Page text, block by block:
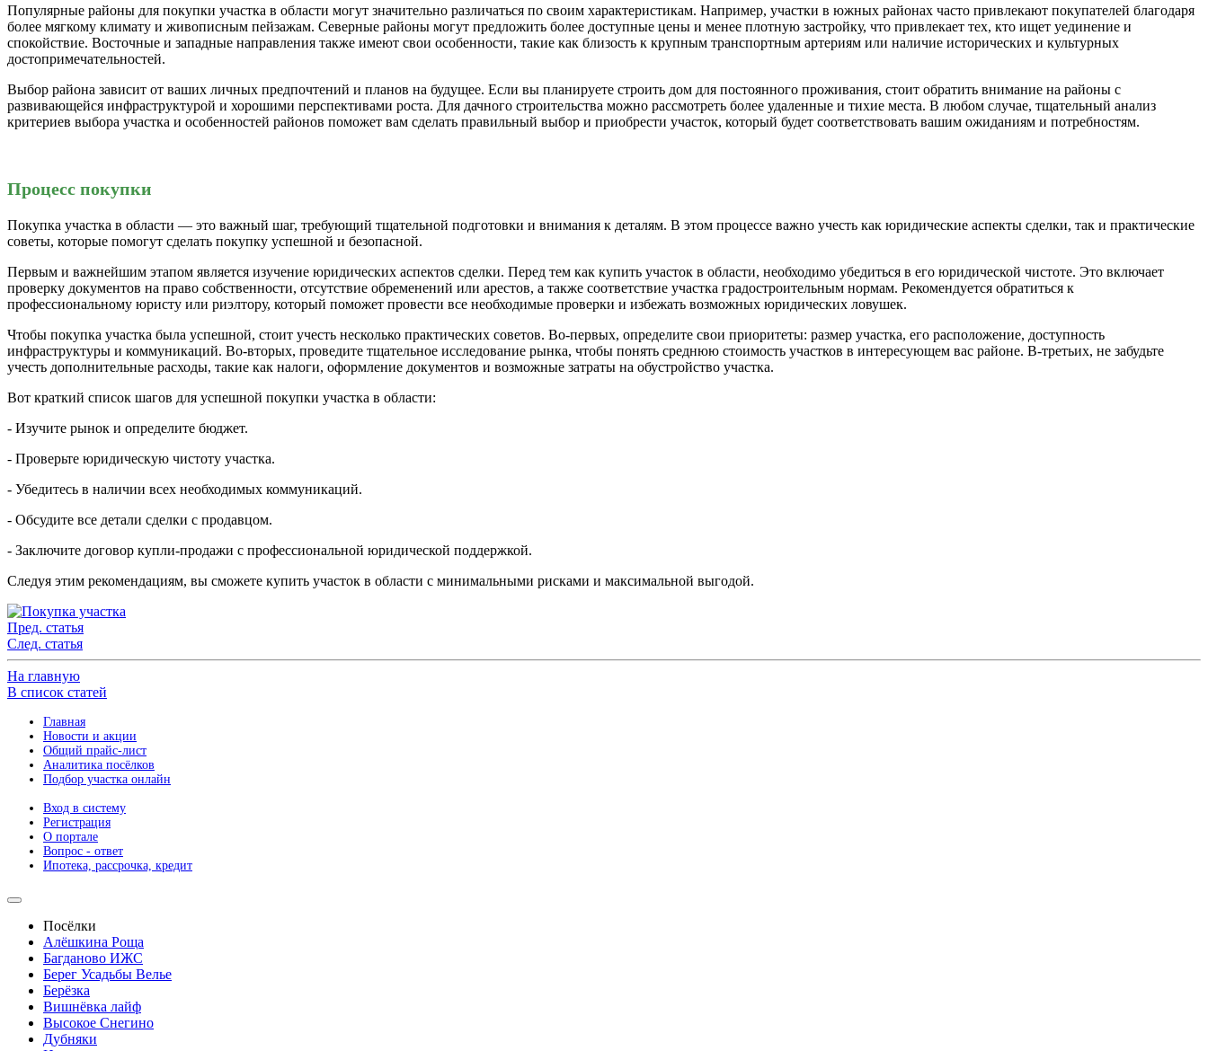
Популярные районы для покупки участка в области могут значительно различаться по своим характеристикам. Например, участки в южных районах часто привлекают покупателей благодаря
более мягкому климату и живописным пейзажам. Северные районы могут предложить более доступные цены и менее плотную застройку, что привлекает тех, кто ищет уединение и
спокойствие. Восточные и западные направления также имеют свои особенности, такие как близость к крупным транспортным артериям или наличие исторических и культурных
достопримечательностей.
Выбор района зависит от ваших личных предпочтений и планов на будущее. Если вы планируете строить дом для постоянного проживания, стоит обратить внимание на районы с
развивающейся инфраструктурой и хорошими перспективами роста. Для дачного строительства можно рассмотреть более удаленные и тихие места. В любом случае, тщательный анализ
критериев выбора участка и особенностей районов поможет вам сделать правильный выбор и приобрести участок, который будет соответствовать вашим ожиданиям и потребностям.
Процесс покупки
Покупка участка в области — это важный шаг, требующий тщательной подготовки и внимания к деталям. В этом процессе важно учесть как юридические аспекты сделки, так и практические
советы, которые помогут сделать покупку успешной и безопасной.
Первым и важнейшим этапом является изучение юридических аспектов сделки. Перед тем как купить участок в области, необходимо убедиться в его юридической чистоте. Это включает
проверку документов на право собственности, отсутствие обременений или арестов, а также соответствие участка градостроительным нормам. Рекомендуется обратиться к
профессиональному юристу или риэлтору, который поможет провести все необходимые проверки и избежать возможных юридических ловушек.
Чтобы покупка участка была успешной, стоит учесть несколько практических советов. Во-первых, определите свои приоритеты: размер участка, его расположение, доступность
инфраструктуры и коммуникаций. Во-вторых, проведите тщательное исследование рынка, чтобы понять среднюю стоимость участков в интересующем вас районе. В-третьих, не забудьте
учесть дополнительные расходы, такие как налоги, оформление документов и возможные затраты на обустройство участка.
Вот краткий список шагов для успешной покупки участка в области:
- Изучите рынок и определите бюджет.
- Проверьте юридическую чистоту участка.
- Убедитесь в наличии всех необходимых коммуникаций.
- Обсудите все детали сделки с продавцом.
- Заключите договор купли-продажи с профессиональной юридической поддержкой.
Следуя этим рекомендациям, вы сможете купить участок в области с минимальными рисками и максимальной выгодой.
Пред. статья
След. статья
На главную
В список статей
Главная
Новости и акции
Общий прайс-лист
Аналитика посёлков
Подбор участка онлайн
Вход в систему
Регистрация
О портале
Вопрос - ответ
Ипотека, рассрочка, кредит
Посёлки
Алёшкина Роща
Багданово ИЖС
Берег Усадьбы Велье
Берёзка
Вишнёвка лайф
Высокое Снегино
Дубняки